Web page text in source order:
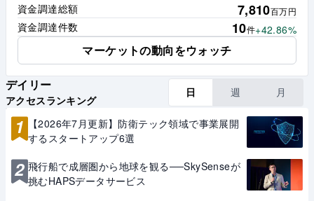
資金調達総額
7,810百万円
資金調達件数 10件+42.86%
マーケットの動向をウォッチ
デイリー
アクセスランキング
日 週 月
1
【2026年7月更新】防衛テック領域で事業展開
するスタートアップ6選
2 飛行船で成層圏から地球を観る──SkySenseが
挑むHAPSデータサービス